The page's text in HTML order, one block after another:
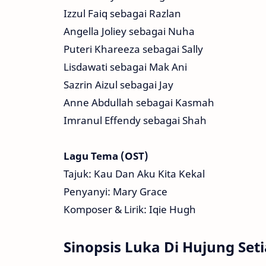
Izzul Faiq sebagai Razlan
Angella Joliey sebagai Nuha
Puteri Khareeza sebagai Sally
Lisdawati sebagai Mak Ani
Sazrin Aizul sebagai Jay
Anne Abdullah sebagai Kasmah
Imranul Effendy sebagai Shah
Lagu Tema (OST)
Tajuk: Kau Dan Aku Kita Kekal
Penyanyi: Mary Grace
Komposer & Lirik: Iqie Hugh
Sinopsis Luka Di Hujung